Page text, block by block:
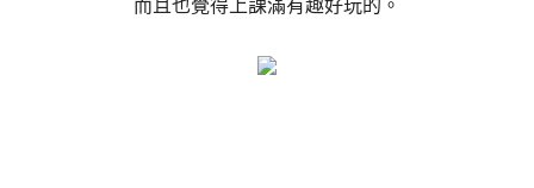
而且也覺得上課滿有趣好玩的。